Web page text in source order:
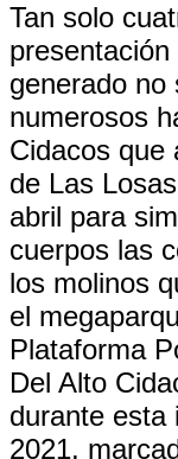
Tan solo
generado no
numerosos
Cidacos que
de Las
abril para
cuerpos las
los molinos
el
Plataforma
Del Alto
durante esta
2021,